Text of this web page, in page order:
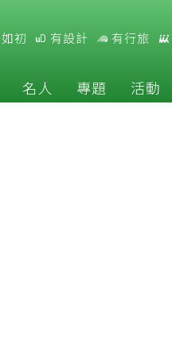
初 有設計 有行旅
名人 專題 活動